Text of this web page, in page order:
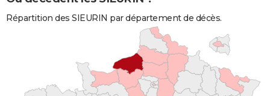
Répartition des SIEURIN par département de décès.